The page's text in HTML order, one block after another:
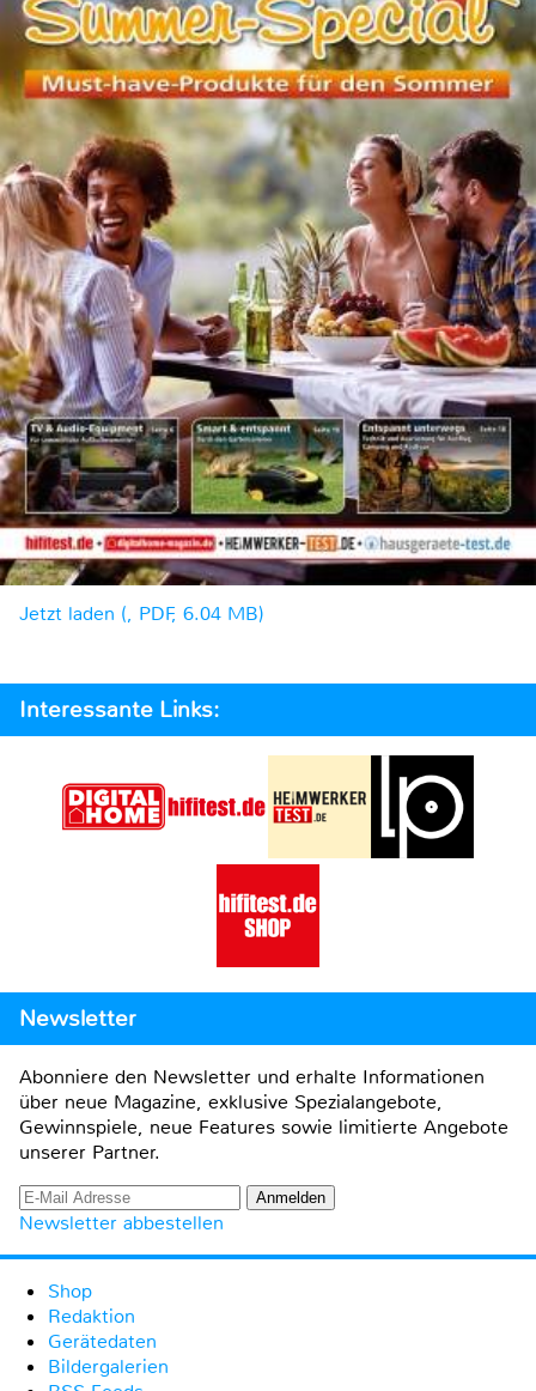
Jetzt laden (, PDF, 6.04 MB)
Interessante Links:
Newsletter
Abonniere den Newsletter und erhalte Informationen
über neue Magazine, exklusive Spezialangebote,
Gewinnspiele, neue Features sowie limitierte Angebote
unserer Partner.
Newsletter abbestellen
Shop
Redaktion
Gerätedaten
Bildergalerien